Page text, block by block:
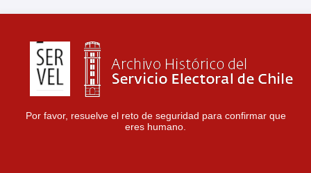
Por favor, resuelve el reto de seguridad para confirmar que
eres humano.